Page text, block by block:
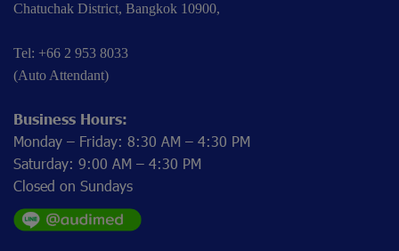
Chatuchak District, Bangkok 10900,
Tel: +66 2 953 8033
(Auto Attendant)
Business Hours:
Monday – Friday: 8:30 AM – 4:30 PM
Saturday: 9:00 AM – 4:30 PM
Closed on Sundays